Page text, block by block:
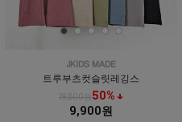
트루부츠컷슬릿레깅스
19,800원50% ↓
9,900원